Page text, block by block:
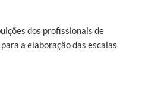
dos profissionais de
a elaboração das escalas